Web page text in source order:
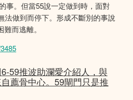
事。但當55說一定做到時，面對
法做到而停下。形成不斷別的事說
而逃離。
59推波助瀾愛介紹人，與
薦骨中心。59閘門只是推